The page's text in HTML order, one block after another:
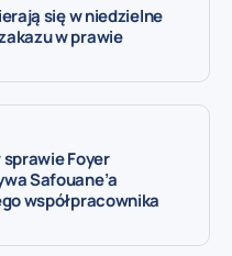
się w niedzielne
w prawie
Foyer
Safouane’a
współpracownika